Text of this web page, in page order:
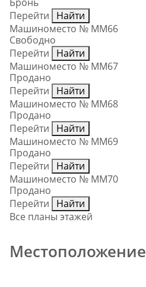
Перейти
Найти
Машиноместо № ММ66
Свободно
Перейти
Найти
Машиноместо № ММ67
Продано
Перейти
Найти
Машиноместо № ММ68
Продано
Перейти
Найти
Машиноместо № ММ69
Продано
Перейти
Найти
Машиноместо № ММ70
Продано
Перейти
Найти
Все планы этажей
Местоположение